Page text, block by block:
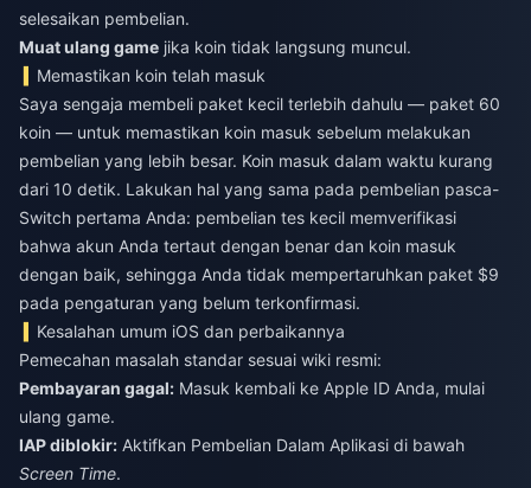
selesaikan pembelian.
Muat ulang game jika koin tidak langsung muncul.
Memastikan koin telah masuk
Saya sengaja membeli paket kecil terlebih dahulu — paket 60
koin — untuk memastikan koin masuk sebelum melakukan
pembelian yang lebih besar. Koin masuk dalam waktu kurang
dari 10 detik. Lakukan hal yang sama pada pembelian pasca-
Switch pertama Anda: pembelian tes kecil memverifikasi
bahwa akun Anda tertaut dengan benar dan koin masuk
dengan baik, sehingga Anda tidak mempertaruhkan paket $9
pada pengaturan yang belum terkonfirmasi.
Kesalahan umum iOS dan perbaikannya
Pemecahan masalah standar sesuai wiki resmi:
Pembayaran gagal: Masuk kembali ke Apple ID Anda, mulai
ulang game.
IAP diblokir: Aktifkan Pembelian Dalam Aplikasi di bawah
Screen Time.